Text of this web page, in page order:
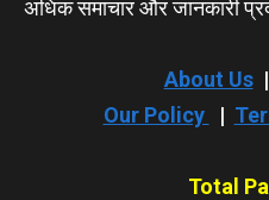
अधिक समाचार और जानकारी
About Us|
Our Policy
|
Total